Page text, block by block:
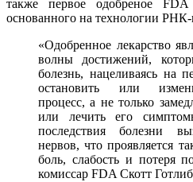
также первое одобреное FDA
основанного на технологии
«Одобренное лекарство
волны достижений,
болезнь, нацеливаясь на
остановить или
процесс, а не только
или лечить его
последствия болезни
нервов, что проявляется
боль, слабость и потеря
комиссар FDA Скотт